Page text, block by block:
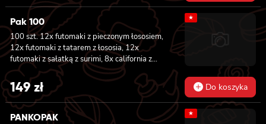
Pak 100
100 szt. 12x futomaki z pieczonym łososiem,
12x futomaki z tatarem z łososia, 12x
futomaki z sałatką z surimi, 8x california z
tuńczykiem, 8x california z pieczonym
łososiem, 8x california z krewetką w
tempurze, 8x maki z ogórkiem, 8x maki z
oshinko, 8x maki z surimi, 8x maki z łososiem,
8x maki z kanpyo
★
149zł Do koszyka
PANKOPAK ★